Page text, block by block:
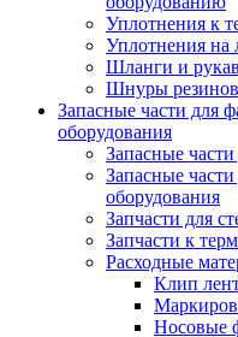
Уплотнения к
Уплотнения на
Шланги и
Шнуры
Запасные части для
оборудования
Запасные
Запасные
оборудования
Запчасти для
Запчасти к
Расходные
Клип
Носовые